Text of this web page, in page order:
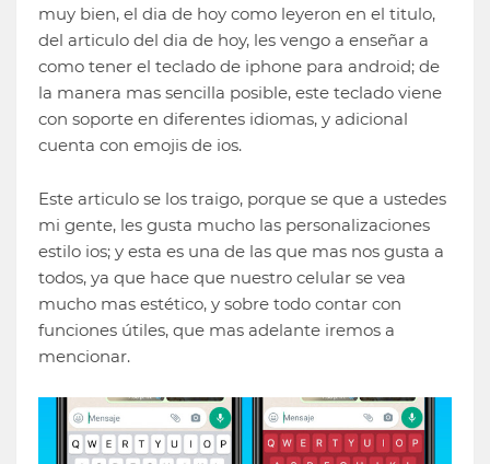
muy bien, el dia de hoy como leyeron en el titulo,
del articulo del dia de hoy, les vengo a enseñar a
como tener el teclado de iphone para android; de
la manera mas sencilla posible, este teclado viene
con soporte en diferentes idiomas, y adicional
cuenta con emojis de ios.
Este articulo se los traigo, porque se que a ustedes
mi gente, les gusta mucho las personalizaciones
estilo ios; y esta es una de las que mas nos gusta a
todos, ya que hace que nuestro celular se vea
mucho mas estético, y sobre todo contar con
funciones útiles, que mas adelante iremos a
mencionar.